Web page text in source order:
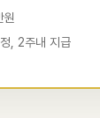
원
, 2주내 지급